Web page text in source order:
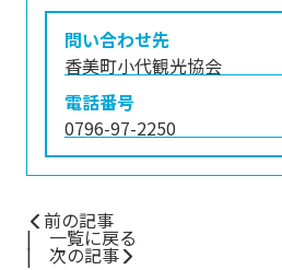
問い合わせ先
香美町小代観光協会
電話番号
0796-97-2250
前の記事
一覧に戻る
次の記事